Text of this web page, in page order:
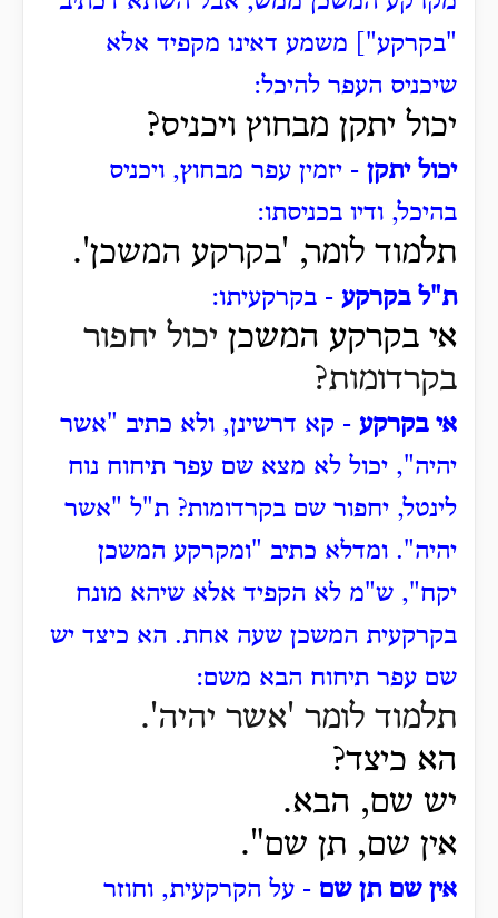
"בקרקע"] משמע דאינו מקפיד אלא
שיכניס העפר להיכל:
יכול יתקן מבחוץ ויכניס?
יכול יתקן - יזמין עפר מבחוץ, ויכניס
בהיכל, ודיו בכניסתו:
תלמוד לומר, 'בקרקע המשכן'.
ת"ל בקרקע - בקרקעיתו:
אי בקרקע המשכן יכול יחפור
בקרדומות?
אי בקרקע - קא דרשינן, ולא כתיב "אשר
יהיה", יכול לא מצא שם עפר תיחוח נוח
לינטל, יחפור שם בקרדומות? ת"ל "אשר
יהיה". ומדלא כתיב "ומקרקע המשכן
יקח", ש"מ לא הקפיד אלא שיהא מונח
בקרקעית המשכן שעה אחת. הא כיצד יש
שם עפר תיחוח הבא משם:
תלמוד לומר 'אשר יהיה'.
הא כיצד?
יש שם, הבא.
אין שם, תן שם".
אין שם תן שם - על הקרקעית, וחוזר